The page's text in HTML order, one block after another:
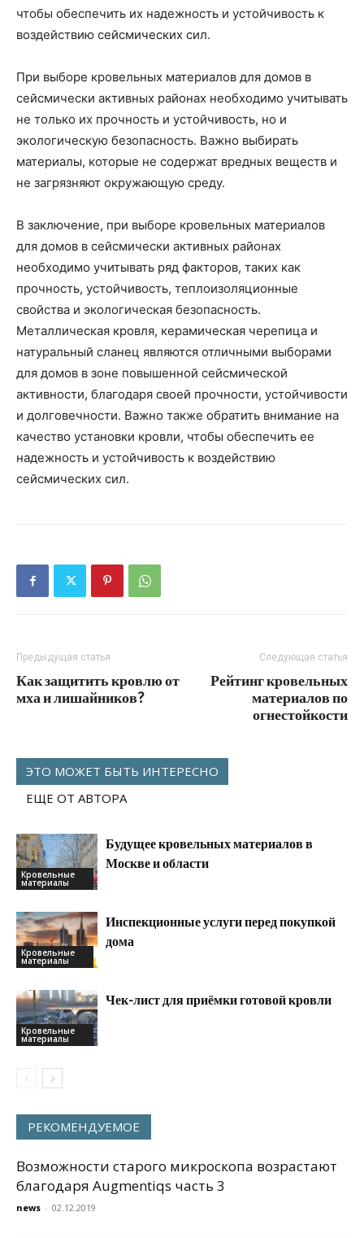
чтобы обеспечить их надежность и устойчивость к
воздействию сейсмических сил.
При выборе кровельных материалов для домов в
сейсмически активных районах необходимо учитывать
не только их прочность и устойчивость, но и
экологическую безопасность. Важно выбирать
материалы, которые не содержат вредных веществ и
не загрязняют окружающую среду.
В заключение, при выборе кровельных материалов
для домов в сейсмически активных районах
необходимо учитывать ряд факторов, таких как
прочность, устойчивость, теплоизоляционные
свойства и экологическая безопасность.
Металлическая кровля, керамическая черепица и
натуральный сланец являются отличными выборами
для домов в зоне повышенной сейсмической
активности, благодаря своей прочности, устойчивости
и долговечности. Важно также обратить внимание на
качество установки кровли, чтобы обеспечить ее
надежность и устойчивость к воздействию
сейсмических сил.
Предыдущая статья
Как защитить кровлю от
мха и лишайников?
Следующая статья
Рейтинг кровельных
материалов по
огнестойкости
ЭТО МОЖЕТ БЫТЬ ИНТЕРЕСНО
ЕЩЕ ОТ АВТОРА
Кровельные
материалы
Будущее кровельных материалов в
Москве и области
Кровельные
материалы
Инспекционные услуги перед покупкой
дома
Кровельные
материалы
Чек-лист для приёмки готовой кровли
РЕКОМЕНДУЕМОЕ
Возможности старого микроскопа возрастают
благодаря Augmentiqs часть 3
news - 02.12.2019